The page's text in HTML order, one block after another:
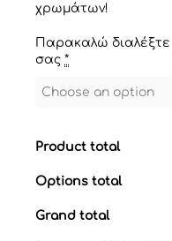
χρωμάτων!
Παρακαλώ διαλέξτε
σας *
Product total
Options total
Grand total